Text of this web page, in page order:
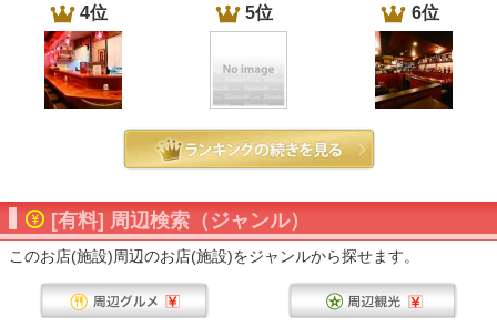
4位 5位 6位
[有料] 周辺検索（ジャンル）
このお店(施設)周辺のお店(施設)をジャンルから探せます。